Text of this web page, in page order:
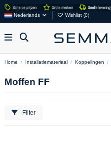
Nederlands Wishlist (0)
Home Installatiemateriaal Koppelingen
Moffen FF
Filter